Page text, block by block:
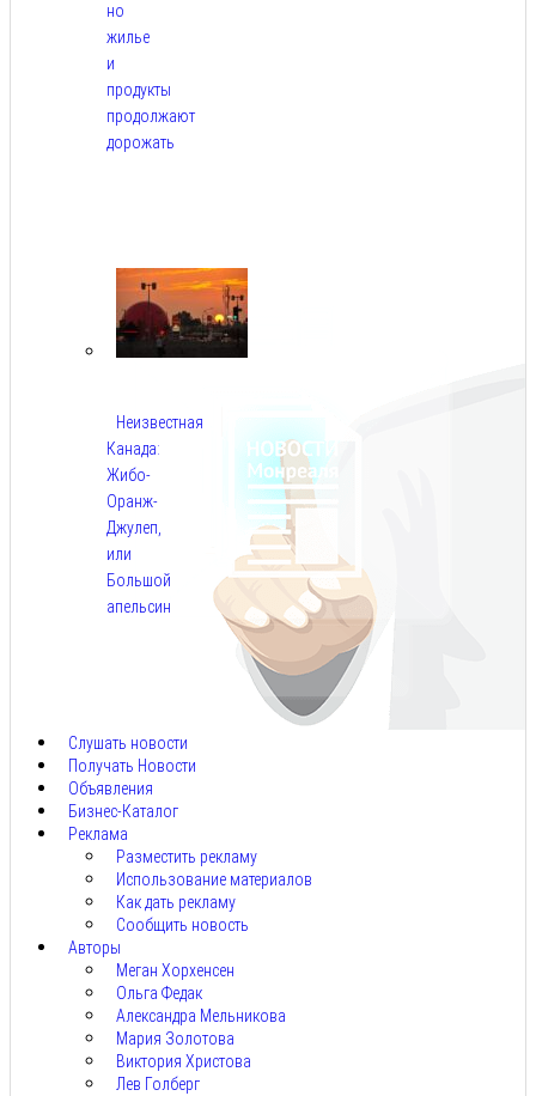
но
жилье
и
продукты
продолжают
дорожать
Неизвестная
Канада:
Жибо-
Оранж-
Джулеп,
или
Большой
апельсин
Слушать новости
Получать Новости
Объявления
Бизнес-Каталог
Реклама
Разместить рекламу
Использование материалов
Как дать рекламу
Сообщить новость
Авторы
Меган Хорхенсен
Ольга Федак
Александра Мельникова
Мария Золотова
Виктория Христова
Лев Голберг